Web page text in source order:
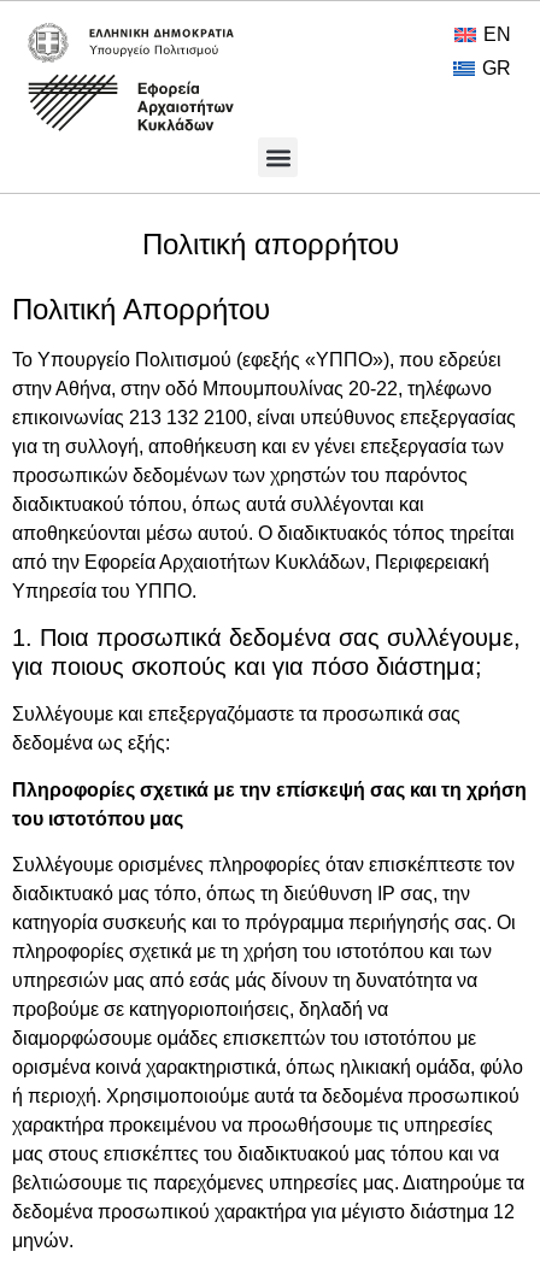
EN
GR
Πολιτική απορρήτου
Πολιτική Απορρήτου
Το Υπουργείο Πολιτισμού (εφεξής «ΥΠΠΟ»), που εδρεύει
στην Αθήνα, στην οδό Μπουμπουλίνας 20-22, τηλέφωνο
επικοινωνίας 213 132 2100, είναι υπεύθυνος επεξεργασίας
για τη συλλογή, αποθήκευση και εν γένει επεξεργασία των
προσωπικών δεδομένων των χρηστών του παρόντος
διαδικτυακού τόπου, όπως αυτά συλλέγονται και
αποθηκεύονται μέσω αυτού. Ο διαδικτυακός τόπος τηρείται
από την Εφορεία Αρχαιοτήτων Κυκλάδων, Περιφερειακή
Υπηρεσία του ΥΠΠΟ.
1. Ποια προσωπικά δεδομένα σας συλλέγουμε,
για ποιους σκοπούς και για πόσο διάστημα;
Συλλέγουμε και επεξεργαζόμαστε τα προσωπικά σας
δεδομένα ως εξής:
Πληροφορίες σχετικά με την επίσκεψή σας και τη χρήση
του ιστοτόπου μας
Συλλέγουμε ορισμένες πληροφορίες όταν επισκέπτεστε τον
διαδικτυακό μας τόπο, όπως τη διεύθυνση IP σας, την
κατηγορία συσκευής και το πρόγραμμα περιήγησής σας. Οι
πληροφορίες σχετικά με τη χρήση του ιστοτόπου και των
υπηρεσιών μας από εσάς μάς δίνουν τη δυνατότητα να
προβούμε σε κατηγοριοποιήσεις, δηλαδή να
διαμορφώσουμε ομάδες επισκεπτών του ιστοτόπου με
ορισμένα κοινά χαρακτηριστικά, όπως ηλικιακή ομάδα, φύλο
ή περιοχή. Χρησιμοποιούμε αυτά τα δεδομένα προσωπικού
χαρακτήρα προκειμένου να προωθήσουμε τις υπηρεσίες
μας στους επισκέπτες του διαδικτυακού μας τόπου και να
βελτιώσουμε τις παρεχόμενες υπηρεσίες μας. Διατηρούμε τα
δεδομένα προσωπικού χαρακτήρα για μέγιστο διάστημα 12
μηνών.